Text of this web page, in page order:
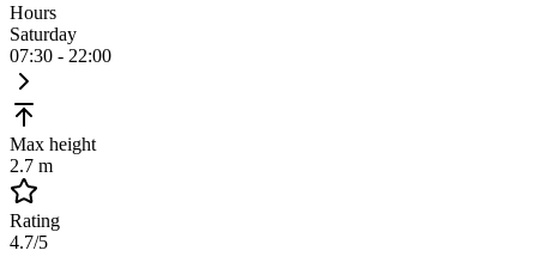
Hours
Saturday
07:30 - 22:00
Max height
2.7 m
Rating
4.7/5